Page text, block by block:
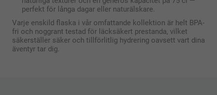
perfekt för långa dagar eller naturälskare.
Varje enskild flaska i vår omfattande kollektion är helt BPA-
fri och noggrant testad för läcksäkert prestanda, vilket
säkerställer säker och tillförlitlig hydrering oavsett vart dina
äventyr tar dig.